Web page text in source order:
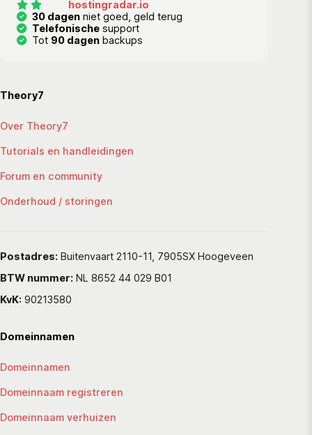
hostingradar.io
30 dagen niet goed, geld terug
Telefonische support
Tot 90 dagen backups
Theory7
Over Theory7
Tutorials en handleidingen
Forum en community
Onderhoud / storingen
Postadres: Buitenvaart 2110-11, 7905SX Hoogeveen
BTW nummer: NL 8652 44 029 B01
KvK: 90213580
Domeinnamen
Domeinnamen
Domeinnaam registreren
Domeinnaam verhuizen